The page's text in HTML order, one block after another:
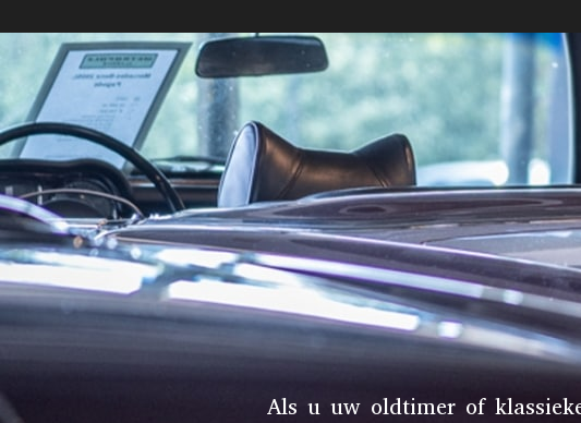
Als u uw oldtimer of